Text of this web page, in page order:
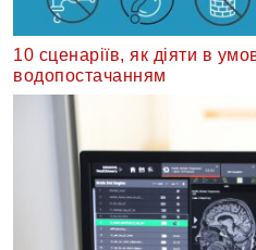
10 сценаріїв, як діяти в
водопостачанням